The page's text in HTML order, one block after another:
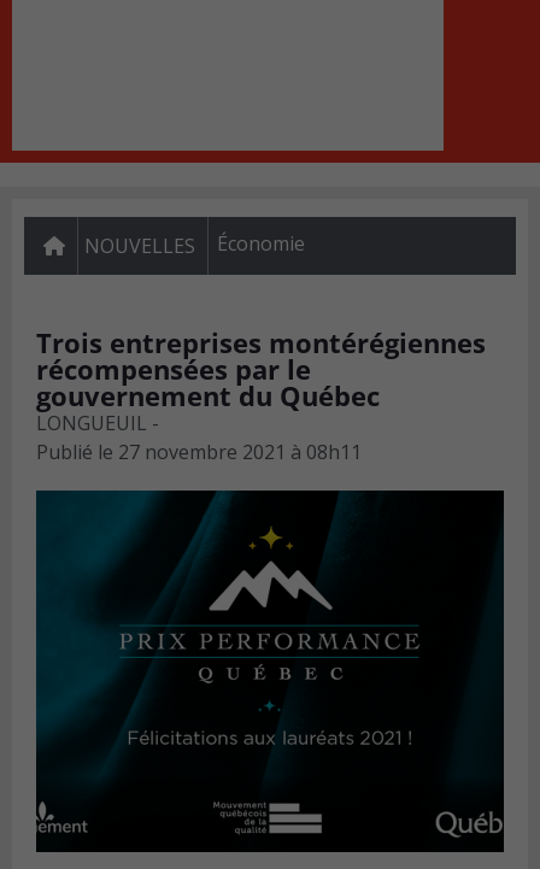
NOUVELLES Économie
Trois entreprises montérégiennes
récompensées par le
gouvernement du Québec
LONGUEUIL -
Publié le 27 novembre 2021 à 08h11